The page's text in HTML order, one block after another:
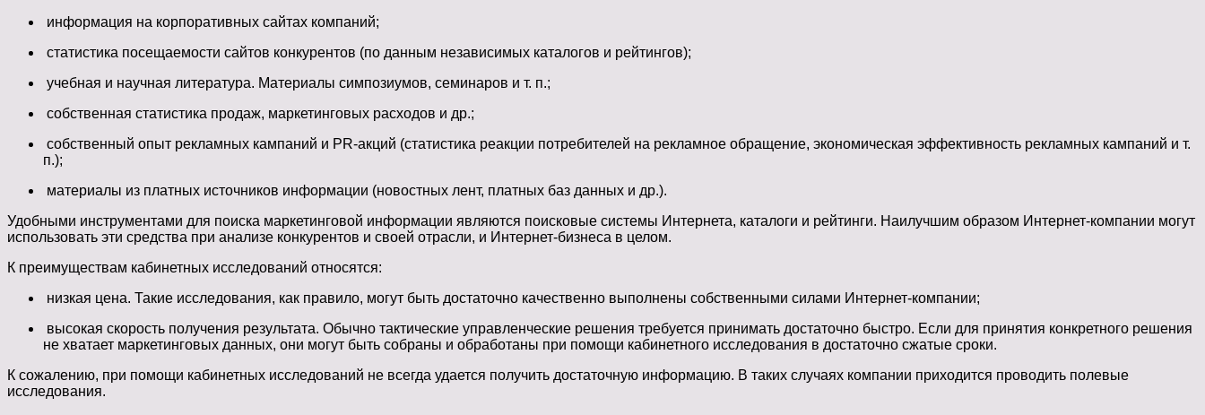
информация на корпоративных сайтах компаний;
статистика посещаемости сайтов конкурентов (по данным независимых каталогов и рейтингов);
учебная и научная литература. Материалы симпозиумов, семинаров и т. п.;
собственная статистика продаж, маркетинговых расходов и др.;
собственный опыт рекламных кампаний и PR-акций (статистика реакции потребителей на рекламное обращение, экономическая эффективность рекламных кампаний и т.
п.);
материалы из платных источников информации (новостных лент, платных баз данных и др.).
Удобными инструментами для поиска маркетинговой информации являются поисковые системы Интернета, каталоги и рейтинги. Наилучшим образом Интернет-компании могут
использовать эти средства при анализе конкурентов и своей отрасли, и Интернет-бизнеса в целом.
К преимуществам кабинетных исследований относятся:
низкая цена. Такие исследования, как правило, могут быть достаточно качественно выполнены собственными силами Интернет-компании;
высокая скорость получения результата. Обычно тактические управленческие решения требуется принимать достаточно быстро. Если для принятия конкретного решения
не хватает маркетинговых данных, они могут быть собраны и обработаны при помощи кабинетного исследования в достаточно сжатые сроки.
К сожалению, при помощи кабинетных исследований не всегда удается получить достаточную информацию. В таких случаях компании приходится проводить полевые
исследования.